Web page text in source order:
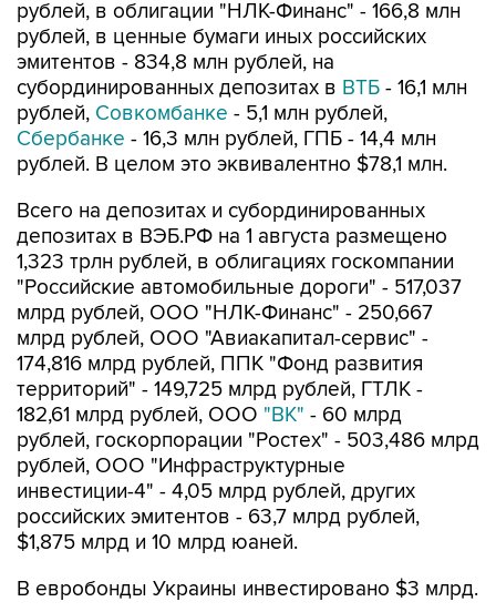
эмитентов - 834,8 млн рублей, на
субординированных депозитах вВТБ- 16,1 млн
рублей,Совкомбанке - 5,1 млн рублей,
Сбербанке- 16,3 млн рублей, ГПБ - 14,4 млн
рублей. В целом это эквивалентно $78,1 млн.
Всего на депозитах и субординированных
1,323 трлн рублей, в облигациях госкомпании
"Российские автомобильные дороги" - 517,037
млрд рублей, ООО "НЛК-Финанс" - 250,667
млрд рублей, ООО "Авиакапитал-сервис" -
174,816 млрд рублей, ППК "Фонд развития
территорий" - 149,725 млрд рублей, ГТЛК -
182,61 млрд рублей, ООО "ВК"- 60 млрд
рублей, госкорпорации "Ростех" - 503,486 млрд
рублей, ООО "Инфраструктурные
инвестиции-4" - 4,05 млрд рублей, других
российских эмитентов - 63,7 млрд рублей,
$1,875 млрд и 10 млрд юаней.
В евробонды Украины инвестировано $3 млрд.
Помимо этого, средства ФНБ вложены в